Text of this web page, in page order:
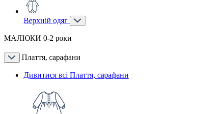
Верхній одяг
МАЛЮКИ 0-2 роки
Плаття, сарафани
Дивитися всі Плаття, сарафани